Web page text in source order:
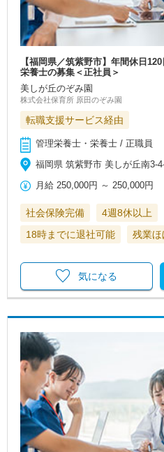
【福岡県／筑紫野市】年間休日
栄養士の募集＜正社員＞
美しが丘のぞみ園
株式会社保育所 原田のぞみ園
転職支援サービス経由
管理栄養士・栄養士 / 正職員
福岡県 筑紫野市 美しが丘南3-
月給 250,000円 ～ 250,000円
社会保険完備 4週8休以上
18時までに退社可能
残業ほ
気になる